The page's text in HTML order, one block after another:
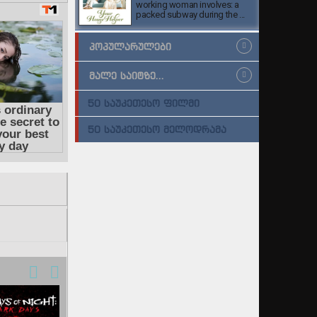
working woman involves: a
packed subway during the ...
ᲞᲝᲞᲣᲚᲐᲠᲣᲚᲔᲑᲘ
ᲛᲐᲚᲔ ᲡᲐᲘᲢᲖᲔ...
50 ᲡᲐᲣᲙᲔᲗᲔᲡᲝ ᲤᲘᲚᲛᲘ
50 ᲡᲐᲣᲙᲔᲗᲔᲡᲝ ᲛᲔᲚᲝᲓᲠᲐᲛᲐ